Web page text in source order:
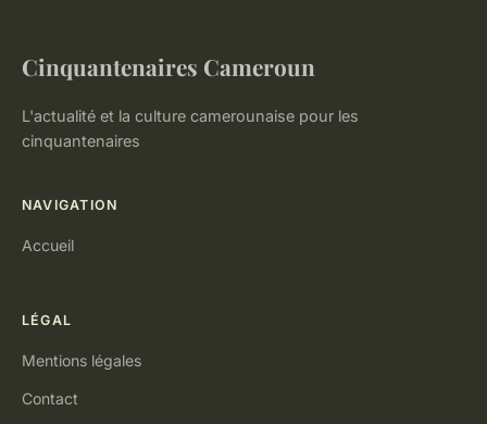
Cinquantenaires Cameroun
L'actualité et la culture camerounaise pour les
cinquantenaires
NAVIGATION
Accueil
LÉGAL
Mentions légales
Contact